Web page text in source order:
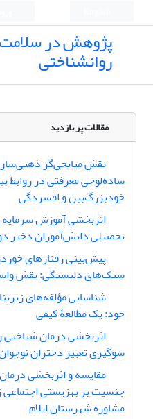
پژوهش در سلامت
روانشناختی
مقالات پر بازدید
نقش میانجی‌گر
ساده‌لوحی معرفتی در
خودبزرگ‌بین و افسردگی
اثربخشی آموزش سرمایه
تحصیلی دانش‌آموزان دختر
پیش‌بینی رفتارهای
سبک‌های دلبستگی: نقش
شناسایی مؤلفه‌های
خود: یک مطالعۀ کیفی
اثربخشی درمان شناختی
سوگیری تعبیر دختران
مقایسه و اثربخشی
جنسیت بر بهزیستی اجتماعی
مشاوره شهرستان ایلام